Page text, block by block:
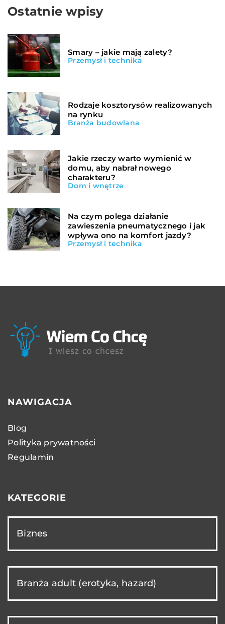
Ostatnie wpisy
Smary – jakie mają zalety?
Przemysł i technika
Rodzaje kosztorysów realizowanych
na rynku
Branża budowlana
Jakie rzeczy warto wymienić w
domu, aby nabrał nowego
charakteru?
Dom i wnętrze
Na czym polega działanie
zawieszenia pneumatycznego i jak
wpływa ono na komfort jazdy?
Przemysł i technika
NAWIGACJA
Blog
Polityka prywatności
Regulamin
KATEGORIE
Biznes
Branża adult (erotyka, hazard)